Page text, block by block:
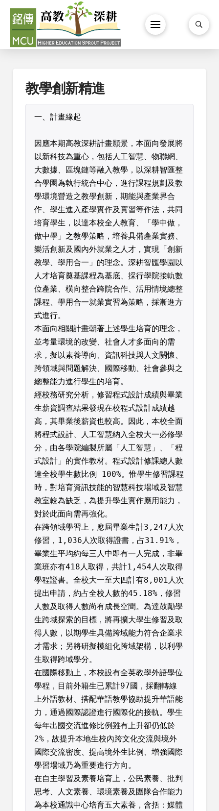
教學創新精進
一、計畫緣起
因應本期高教深耕計畫願景，本面向發展將
以新科技為重心，包括人工智慧、物聯網、
大數據、區塊鏈等融入教學，以深耕智匯整
合學園為執行統合中心，進行課程規劃及教
學環境營造之教學創新，期能與產業界合
作、學生進入產學實作及實習等作法，共同
培育學生，以達本校全人教育、「學中做，
做中學」之教學策略，培養具備產業實務、
樂活創新及國內外就業之人才，實現「創新
教學、學用合一」的理念。深耕智匯學園以
人才培育奠基課程為基底、採行學院接軌數
位產業、橫向整合跨院合作、活用情境總整
課程、學用合一就業實習為策略，採漸進方
式進行。
本面向相關計畫朝著上述學生培育的理念，
並考量環境的改變、社會人才多面向的需
求，擬以素養導向、資訊科技與人文關懷、
跨領域與問題解決、國際移動、社會參與之
總整能力進行學生的培育。
經校務研究分析，修習程式設計成績與畢業
生薪資調查結果發現在校程式設計成績越
高，其畢業後薪資也較高。因此，本校全面
將程式設計、人工智慧納入全校大一必修學
分，由各學院編製所屬「人工智慧」、「程
式設計」的實作教材。程式設計修課總人數
達全校學生數比例 100%。惟學生修習課程
時，對培育資訊技能的智慧科技場域及智慧
教室較為缺乏，為提升學生實作應用能力，
對於此面向需再強化。
在跨領域學習上，應屆畢業生計3,247人次
修習，1,036人次取得證書，占31.91%，
畢業生平均約每三人中即有一人完成，非畢
業班亦有418人取得，共計1,454人次取得
學程證書。全校大一至大四計有8,001人次
提出申請，約占全校人數的45.18%，修習
人數及取得人數尚有成長空間。為達鼓勵學
生跨域探索的目標，將再擴大學生修習及取
得人數，以期學生具備跨域能力符合企業求
才需求；另將研擬模組化跨域架構，以利學
生取得跨域學分。
在國際移動上，本校設有全英教學外語學位
學程，目前外籍生已累計97國，採翻轉線
上外語教材、搭配華語教學協助提升華語能
力，通過國際認證進行國際化的接軌。學生
每年出國交流進修比例雖有上升卻仍低於
2%，故提升本地生校內跨文化交流與境外
國際交流密度、提高境外生比例、增強國際
學習場域乃為重要進行方向。
在自主學習及素養培育上，公民素養、批判
思考、人文素養、環境素養及團隊合作能力
為本校通識中心培育五大素養，含括：媒體